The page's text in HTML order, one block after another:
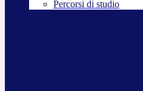
Percorsi di studio